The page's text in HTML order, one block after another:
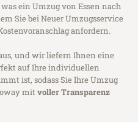
ein Umzug von Essen nach
Sie bei Neuer Umzugsservice
anfordern.
und wir liefern Ihnen eine
auf Ihre individuellen
ist, sodass Sie Ihre Umzug
mitvoller Transparenz